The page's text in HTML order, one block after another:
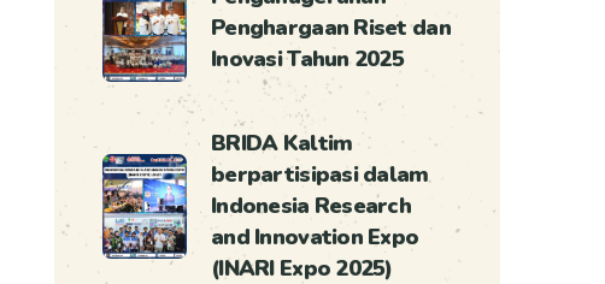
Penghargaan Riset dan
Inovasi Tahun 2025
BRIDA Kaltim
berpartisipasi dalam
Indonesia Research
and Innovation Expo
(INARI Expo 2025)